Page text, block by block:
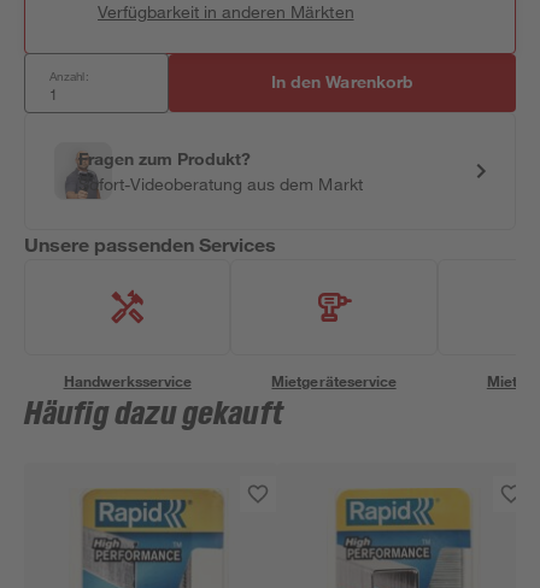
Verfügbarkeit in anderen Märkten
Anzahl: In den Warenkorb
Fragen zum Produkt?
Sofort-Videoberatung aus dem Markt
Unsere passenden Services
Handwerksservice Mietgeräteservice
Häufig dazu gekauft